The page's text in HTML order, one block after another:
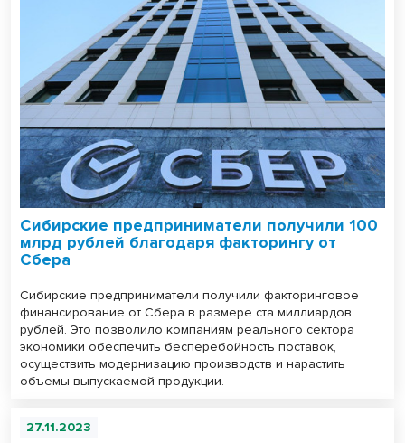
Сибирские предприниматели получили 100
млрд рублей благодаря факторингу от
Сбера
Сибирские предприниматели получили факторинговое
финансирование от Сбера в размере ста миллиардов
рублей. Это позволило компаниям реального сектора
экономики обеспечить бесперебойность поставок,
осуществить модернизацию производств и нарастить
объемы выпускаемой продукции.
27.11.2023